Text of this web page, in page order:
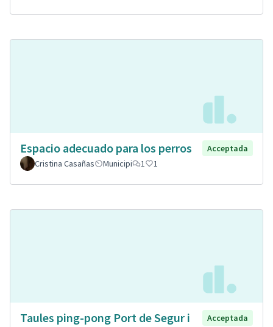
Espacio adecuado para los perros
Acceptada
Cristina Casañas
Municipi 1 1
Taules ping-pong Port de Segur i
Acceptada